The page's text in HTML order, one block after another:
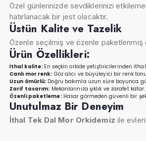
Özel günlerinizde sevdiklerinizi
hatırlanacak bir jest olacaktır.
Üstün Kalite ve Tazelik
Özenle seçilmiş ve özenle paketlenmiş
Ürün Özellikleri:
İthal kalite: En seçkin orkide yetiştiricilerinden
Canlı mor renk: Göz alıcı ve büyüleyici bir renk
Uzun ömürlü: Doğru bakımla uzun süre boyunca
Zarif tasarım: Mekanlarınıza şıklık ve zarafet katar.
Özenli paketleme:Hasar görmeden güvenli bir
Unutulmaz Bir Deneyim
İthal Tek Dal Mor Orkidemiz ile